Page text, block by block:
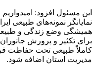
این مسئول افزود:
نمایانگر نمونه‌های طبیعی
همیشگی وضع زندگی و
برای تکثیر و پرورش
کاملاً طبیعی تحت حفاظت
مدیریت استان اضافه شود.